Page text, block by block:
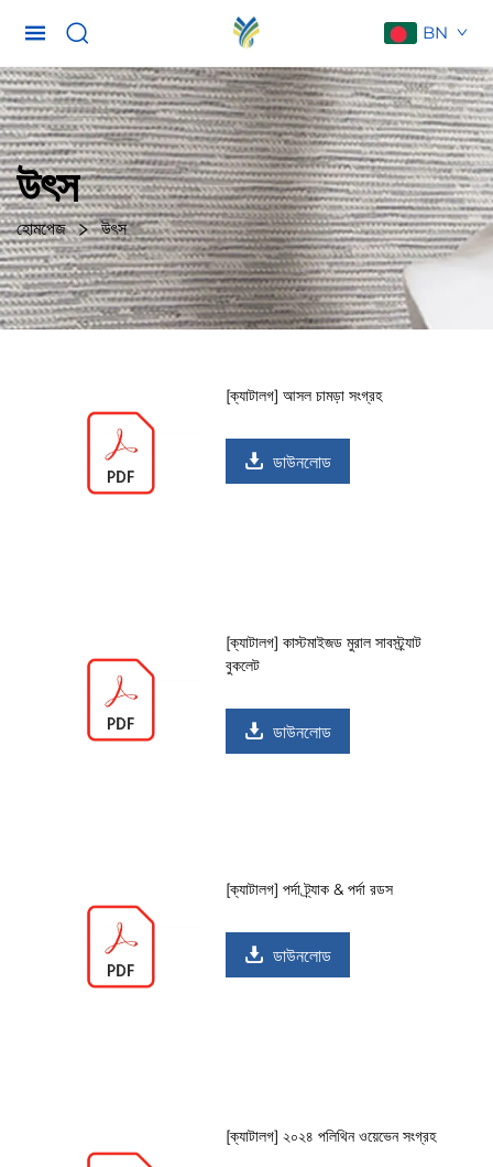
BN
উৎস
হোমপেজ উৎস
[ক্যাটালগ] আসল চামড়া সংগ্রহ
ডাউনলোড
[ক্যাটালগ] কাস্টমাইজড মুরাল সাবস্ট্র্যাট
বুকলেট
ডাউনলোড
[ক্যাটালগ] পর্দা ট্র্যাক & পর্দা রডস
ডাউনলোড
[ক্যাটালগ] ২০২৪ পলিথিন ওয়েভেন সংগ্রহ